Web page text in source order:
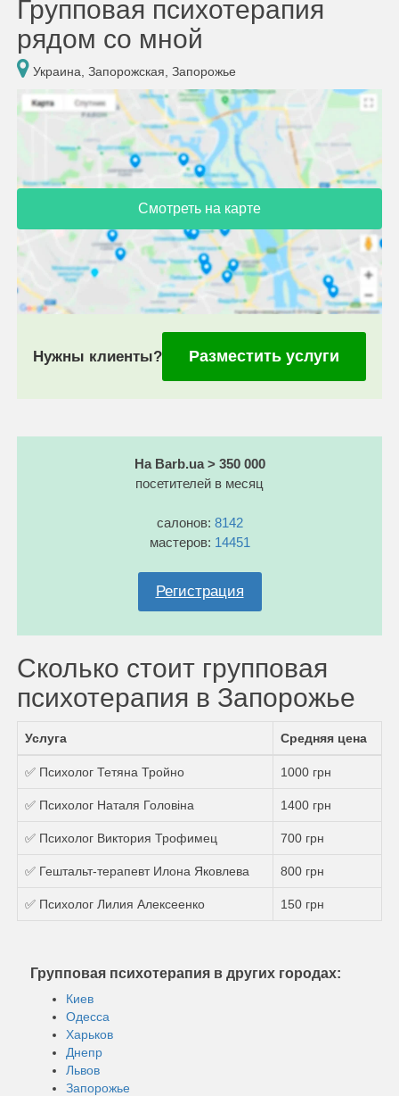
Групповая психотерапия
рядом со мной
Украина, Запорожская, Запорожье
Смотреть на карте
Нужны клиенты? Разместить услуги
На Barb.ua > 350 000
посетителей в месяц
салонов: 8142
мастеров: 14451
Регистрация
Сколько стоит групповая
психотерапия в Запорожье
Услуга Средняя цена
✅ Психолог Тетяна Тройно 1000 грн
✅ Психолог Наталя Головіна 1400 грн
✅ Психолог Виктория Трофимец 700 грн
✅ Гештальт-терапевт Илона Яковлева 800 грн
✅ Психолог Лилия Алексеенко 150 грн
Групповая психотерапия в других городах:
Киев
Одесса
Харьков
Днепр
Львов
Запорожье